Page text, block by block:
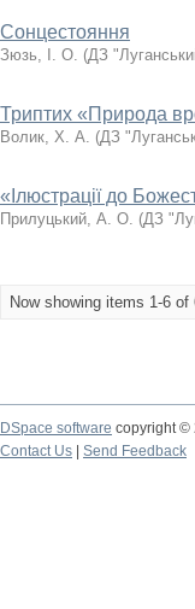
Сонцестояння
Зюзь, І. О. (ДЗ
Триптих «Природа
Волик, Х. А. (ДЗ
«Ілюстрації до
Прилуцький, А. О. (ДЗ
Now showing items 1-6 of
DSpace software copyright ©
Contact Us
Send Feedback